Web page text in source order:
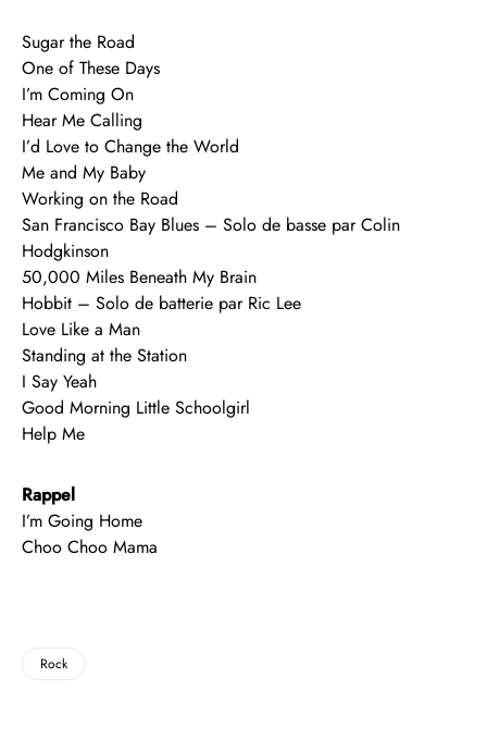
Sugar the Road
One of These Days
I’m Coming On
Hear Me Calling
I’d Love to Change the World
Me and My Baby
Working on the Road
San Francisco Bay Blues – Solo de basse par Colin
Hodgkinson
50,000 Miles Beneath My Brain
Hobbit – Solo de batterie par Ric Lee
Love Like a Man
Standing at the Station
I Say Yeah
Good Morning Little Schoolgirl
Help Me
Rappel
I’m Going Home
Choo Choo Mama
Rock